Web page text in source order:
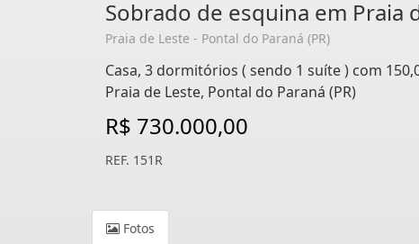
Sobrado de esquina em Praia
Praia de Leste - Pontal do Paraná (PR)
Casa, 3 dormitórios ( sendo 1 suíte ) com
Praia de Leste, Pontal do Paraná (PR)
R$ 730.000,00
REF. 151R
Fotos